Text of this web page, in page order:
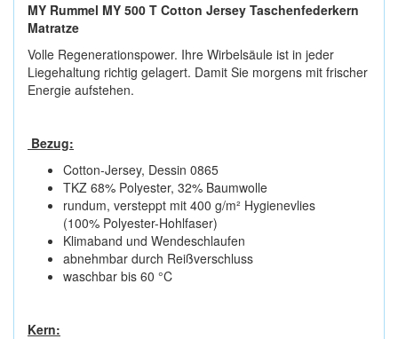
MY Rummel MY 500 T Cotton Jersey Taschenfederkern
Matratze
Volle Regenerationspower. Ihre Wirbelsäule ist in jeder
Liegehaltung richtig gelagert. Damit Sie morgens mit frischer
Energie aufstehen.
Bezug:
Cotton-Jersey, Dessin 0865
TKZ 68% Polyester, 32% Baumwolle
rundum, versteppt mit 400 g/m² Hygienevlies
(100% Polyester-Hohlfaser)
Klimaband und Wendeschlaufen
abnehmbar durch Reißverschluss
waschbar bis 60 °C
Kern: